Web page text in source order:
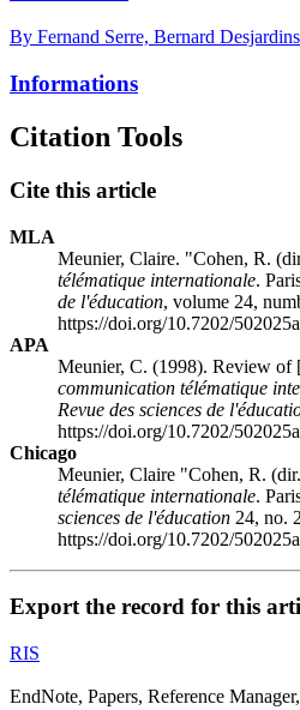
By Fernand Serre, Bernard
Informations
Citation Tools
Cite this article
MLA
Meunier, Claire. "Cohen, R.
télématique internationale.
de l'éducation, volume 24,
https://doi.org/10.7202/
APA
Meunier, C. (1998). Review of
communication télématique
Revue des sciences de
https://doi.org/10.7202/
Chicago
Meunier, Claire "Cohen, R.
télématique internationale.
sciences de l'éducation 24, no.
https://doi.org/10.7202/
Export the record for this
RIS
EndNote, Papers, Reference